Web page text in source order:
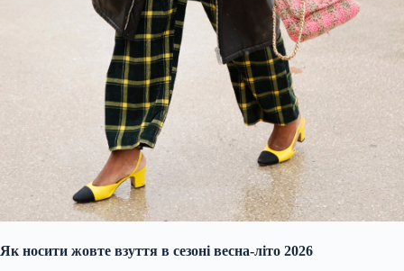
Як носити жовте взуття в сезоні весна-літо 2026